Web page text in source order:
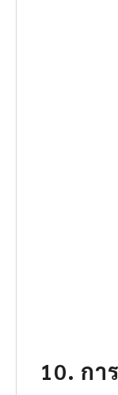
10. กา